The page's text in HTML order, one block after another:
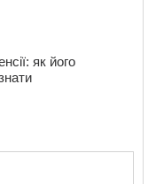
як його